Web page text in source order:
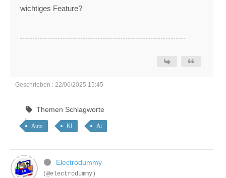
wichtiges Feature?
Geschrieben : 22/06/2025 15:45
Themen Schlagworte
Auto KI Ai
Electrodummy
(@electrodummy)